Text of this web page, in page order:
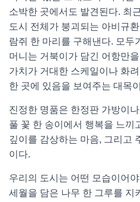
소박한 곳에서도 발견된다. 최
도시 전체가 붕괴되는 아비규
람쥐 한 마리를 구해낸다. 모두
머니는 거북이가 담긴 어항만
가치가 거대한 스케일이나 화
한 곳에 있음을 보여주는 대목
진정한 명품은 한정판 가방이
풀 꽃 한 송이에서 행복을 느끼
깊이를 감상하는 마음, 그리고
이다.
우리의 도시는 어떤 모습이어
세월을 담은 나무 한 그루를 지